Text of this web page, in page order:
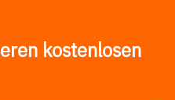
kostenlosen